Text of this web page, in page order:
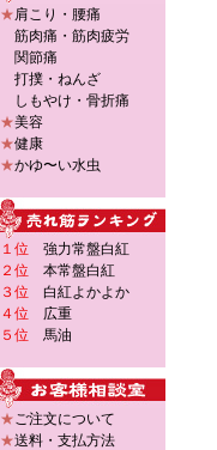
★肩こり・腰痛
筋肉痛 ・ 筋肉疲労
関節痛
打撲・ねんざ
しもやけ・骨折痛
★美容
★健康
★かゆ〜い水虫
１位
強力常盤白紅
２位
本常盤白紅
３位
白紅よかよか
４位
広重
５位
馬油
★ご注文について
★送料・支払方法